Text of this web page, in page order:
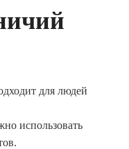
для людей
использовать